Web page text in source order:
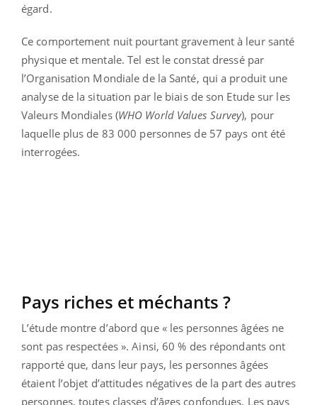
égard.
Ce comportement nuit pourtant gravement à leur santé
physique et mentale. Tel est le constat dressé par
l’Organisation Mondiale de la Santé, qui a produit une
analyse de la situation par le biais de son Etude sur les
Valeurs Mondiales (WHO World Values Survey), pour
laquelle plus de 83 000 personnes de 57 pays ont été
interrogées.
Pays riches et méchants ?
L’étude montre d’abord que « les personnes âgées ne
sont pas respectées ». Ainsi, 60 % des répondants ont
rapporté que, dans leur pays, les personnes âgées
étaient l’objet d’attitudes négatives de la part des autres
personnes, toutes classes d’âges confondues. Les pays